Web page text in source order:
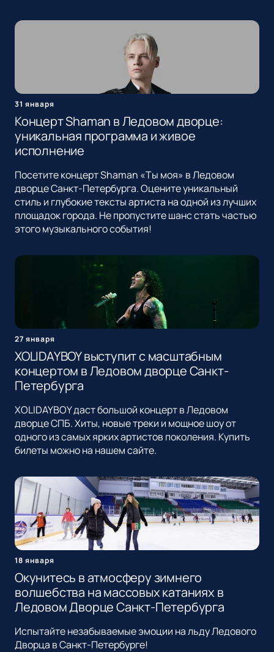
31 января
Концерт Shaman в Ледовом дворце:
уникальная программа и живое
исполнение
Посетите концерт Shaman «Ты моя» в Ледовом
дворце Санкт-Петербурга. Оцените уникальный
стиль и глубокие тексты артиста на одной из лучших
площадок города. Не пропустите шанс стать частью
этого музыкального события!
27 января
XOLIDAYBOY выступит с масштабным
концертом в Ледовом дворце Санкт-
Петербурга
XOLIDAYBOY даст большой концерт в Ледовом
дворце СПБ. Хиты, новые треки и мощное шоу от
одного из самых ярких артистов поколения. Купить
билеты можно на нашем сайте.
18 января
Окунитесь в атмосферу зимнего
волшебства на массовых катаниях в
Ледовом Дворце Санкт-Петербурга
Испытайте незабываемые эмоции на льду Ледового
Дворца в Санкт-Петербурге!